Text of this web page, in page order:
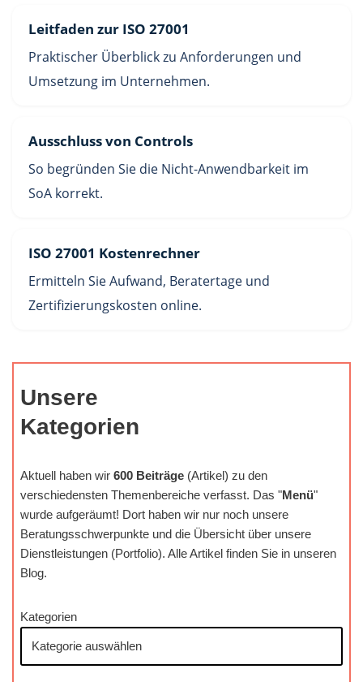
Leitfaden zur ISO 27001
Praktischer Überblick zu Anforderungen und
Umsetzung im Unternehmen.
Ausschluss von Controls
So begründen Sie die Nicht-Anwendbarkeit im
SoA korrekt.
ISO 27001 Kostenrechner
Ermitteln Sie Aufwand, Beratertage und
Zertifizierungskosten online.
Unsere
Kategorien
Aktuell haben wir 600 Beiträge (Artikel) zu den
verschiedensten Themenbereiche verfasst. Das "Menü"
wurde aufgeräumt! Dort haben wir nur noch unsere
Beratungsschwerpunkte und die Übersicht über unsere
Dienstleistungen (Portfolio). Alle Artikel finden Sie in unseren
Blog.
Kategorien